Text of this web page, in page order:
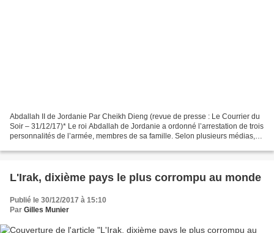
Abdallah II de Jordanie Par Cheikh Dieng (revue de presse : Le Courrier du
Soir – 31/12/17)* Le roi Abdallah de Jordanie a ordonné l’arrestation de trois
personnalités de l’armée, membres de sa famille. Selon plusieurs médias,
L'Irak, dixième pays le plus corrompu au monde
Publié le 30/12/2017 à 15:10
Par Gilles Munier